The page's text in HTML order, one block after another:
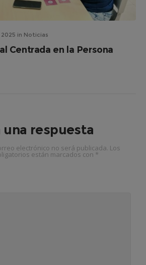
in Noticias
Centrada en la Persona
una respuesta
electrónico no será publicada. Los
están marcados con *